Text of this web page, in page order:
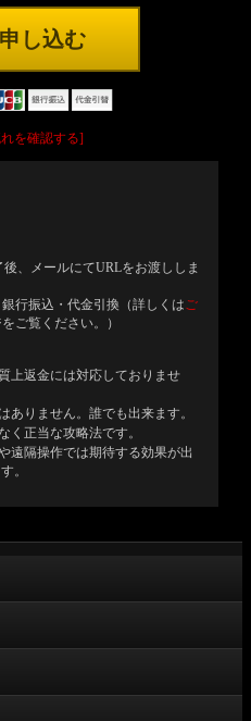
し込む
を確認する]
、メールにてURLをお渡ししま
行振込・代金引換（詳しくはご
ご覧ください。）
上返金には対応しておりませ
ありません。誰でも出来ます。
く正当な攻略法です。
遠隔操作では期待する効果が出
。